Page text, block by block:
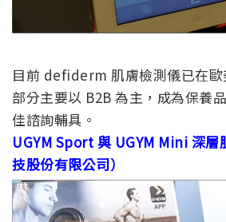
目前 defiderm 肌膚檢測儀已在歐
部分主要以 B2B 為主，成為保養
佳諮詢輔具。
UGYM Sport 與 UGYM Mini 深層
技股份有限公司）